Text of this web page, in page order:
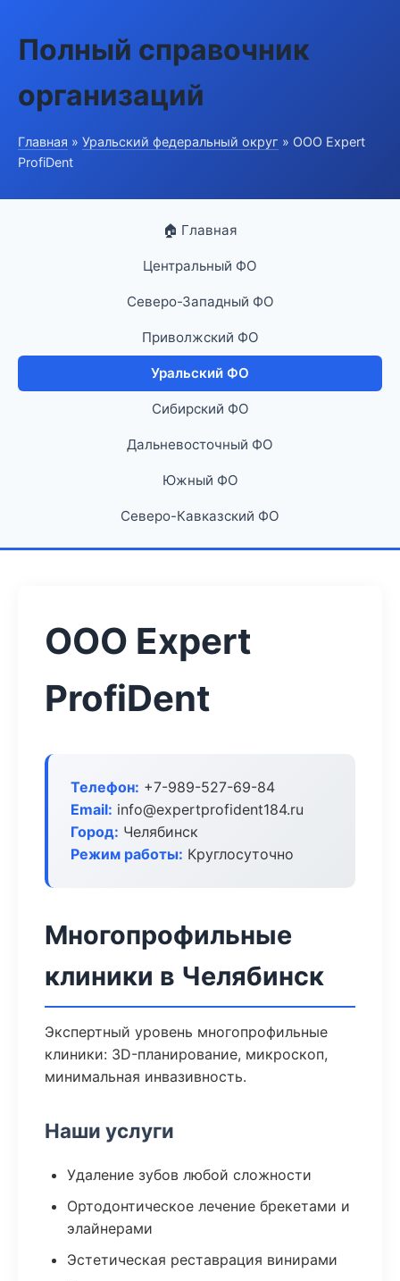
Полный справочник
организаций
Главная » Уральский федеральный округ » ООО Expert
ProfiDent
🏠 Главная
Центральный ФО
Северо-Западный ФО
Приволжский ФО
Уральский ФО
Сибирский ФО
Дальневосточный ФО
Южный ФО
Северо-Кавказский ФО
ООО Expert
ProfiDent
Телефон: +7-989-527-69-84
Email: info@expertprofident184.ru
Город: Челябинск
Режим работы: Круглосуточно
Многопрофильные
клиники в Челябинск
Экспертный уровень многопрофильные
клиники: 3D-планирование, микроскоп,
минимальная инвазивность.
Наши услуги
Удаление зубов любой сложности
Ортодонтическое лечение брекетами и
элайнерами
Эстетическая реставрация винирами